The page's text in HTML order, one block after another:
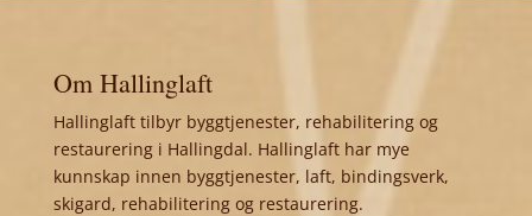
Om Hallinglaft
Hallinglaft tilbyr byggtjenester, rehabilitering og
restaurering i Hallingdal. Hallinglaft har mye
kunnskap innen byggtjenester, laft, bindingsverk,
skigard, rehabilitering og restaurering.